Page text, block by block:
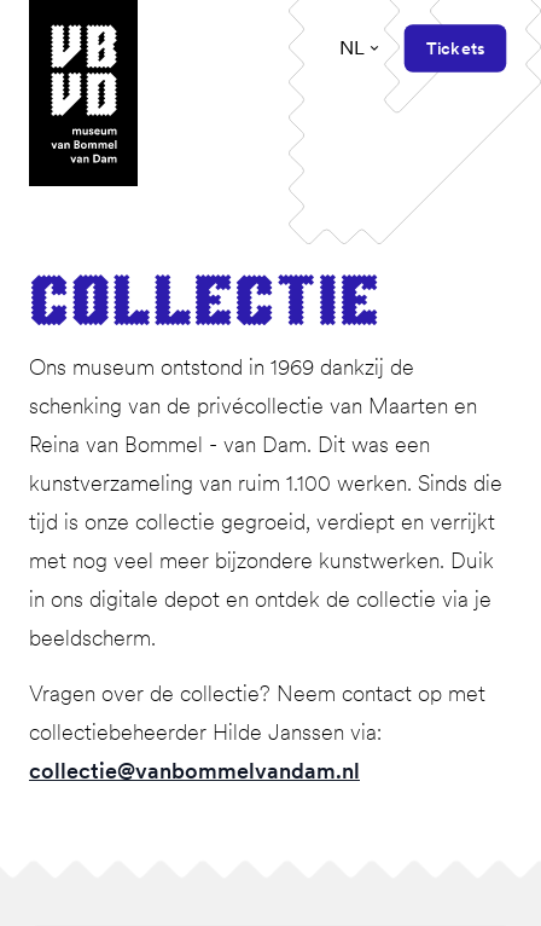
museum van Bommel van Dam
NL Tickets
Col­lec­tie
Ons museum ontstond in 1969 dankzij de
schenking van de privécollectie van Maarten en
Reina van Bommel - van Dam. Dit was een
kunstverzameling van ruim 1.100 werken. Sinds die
tijd is onze collectie gegroeid, verdiept en verrijkt
met nog veel meer bijzondere kunstwerken. Duik
in ons digitale depot en ontdek de collectie via je
beeldscherm.
Vragen over de collectie? Neem contact op met
collectiebeheerder Hilde Janssen via:
collectie@vanbommelvandam.nl